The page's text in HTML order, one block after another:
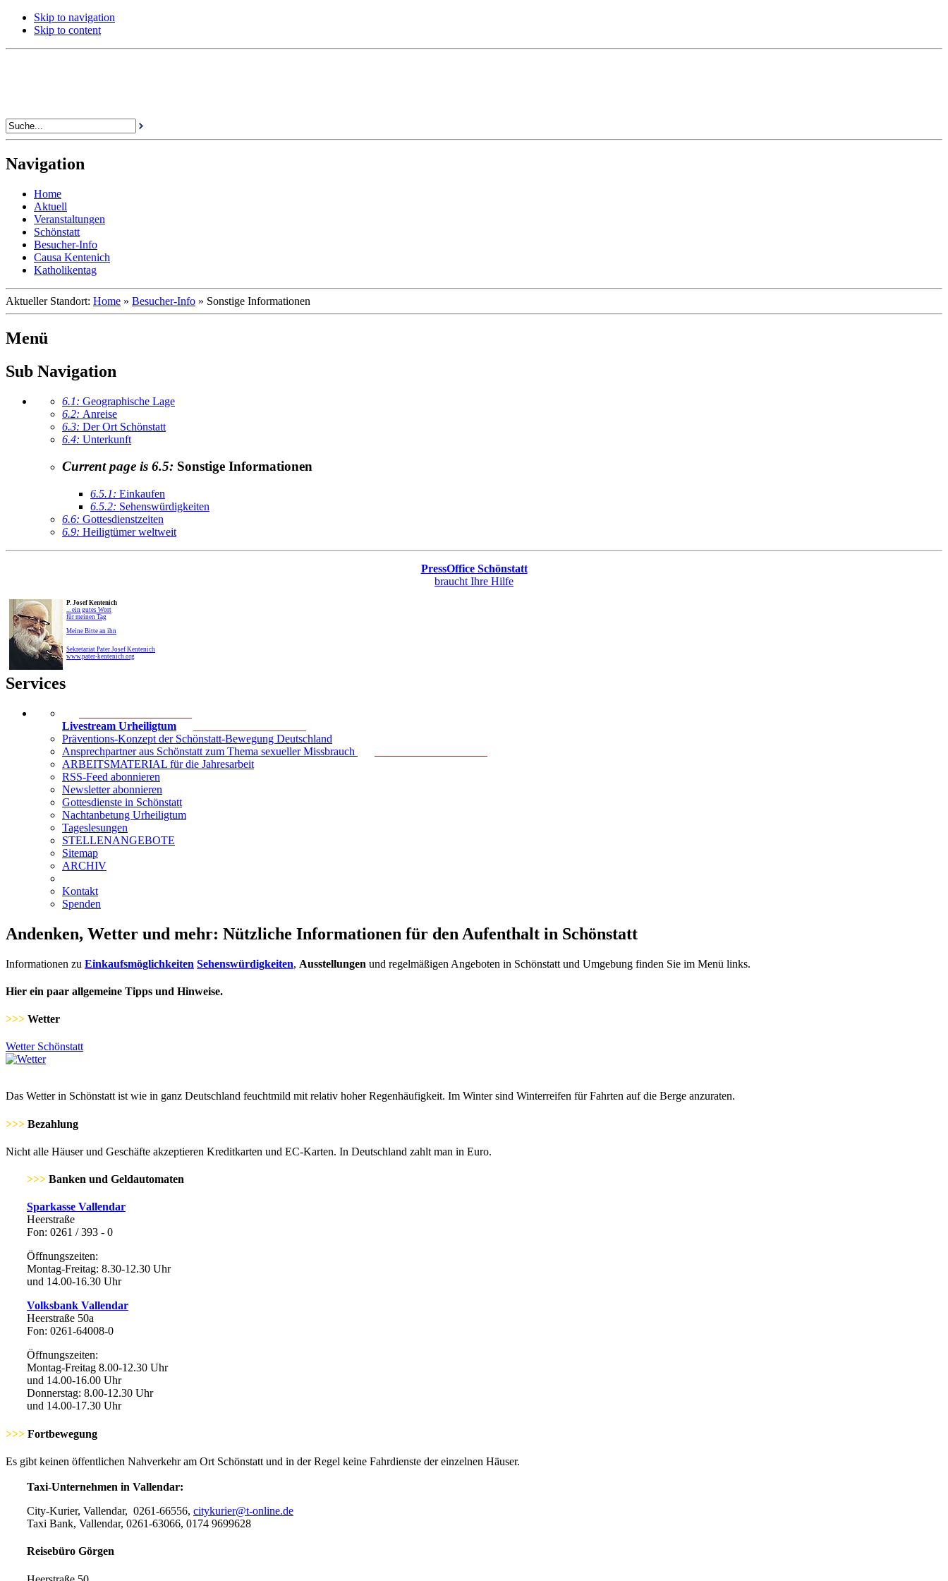
Skip to navigation
Skip to content
Navigation
Home
Aktuell
Veranstaltungen
Schönstatt
Besucher-Info
Causa Kentenich
Katholikentag
Aktueller Standort: Home » Besucher-Info » Sonstige Informationen
Menü
Sub Navigation
6.1: Geographische Lage
6.2: Anreise
6.3: Der Ort Schönstatt
6.4: Unterkunft
Current page is 6.5: Sonstige Informationen
6.5.1: Einkaufen
6.5.2: Sehenswürdigkeiten
6.6: Gottesdienstzeiten
6.9: Heiligtümer weltweit
PressOffice Schönstatt
braucht Ihre Hilfe
P. Josef Kentenich
... ein gutes Wort
für meinen Tag
Meine Bitte an ihn
Sekretariat Pater Josef Kentenich
www.pater-kentenich.org
Services
Livestream Urheiligtum
Präventions-Konzept der Schönstatt-Bewegung Deutschland
Ansprechpartner aus Schönstatt zum Thema sexueller Missbrauch
ARBEITSMATERIAL für die Jahresarbeit
RSS-Feed abonnieren
Newsletter abonnieren
Gottesdienste in Schönstatt
Nachtanbetung Urheiligtum
Tageslesungen
STELLENANGEBOTE
Sitemap
ARCHIV
Kontakt
Spenden
Andenken, Wetter und mehr: Nützliche Informationen für den Aufenthalt in Schönstatt
Informationen zu Einkaufsmöglichkeiten Sehenswürdigkeiten, Ausstellungen und regelmäßigen Angeboten in Schönstatt und Umgebung finden Sie im Menü links.
Hier ein paar allgemeine Tipps und Hinweise.
>>> Wetter
Wetter Schönstatt
Das Wetter in Schönstatt ist wie in ganz Deutschland feuchtmild mit relativ hoher Regenhäufigkeit. Im Winter sind Winterreifen für Fahrten auf die Berge anzuraten.
>>> Bezahlung
Nicht alle Häuser und Geschäfte akzeptieren Kreditkarten und EC-Karten. In Deutschland zahlt man in Euro.
>>> Banken und Geldautomaten
Sparkasse Vallendar
Heerstraße
Fon: 0261 / 393 - 0
Öffnungszeiten:
Montag-Freitag: 8.30-12.30 Uhr
und 14.00-16.30 Uhr
Volksbank Vallendar
Heerstraße 50a
Fon: 0261-64008-0
Öffnungszeiten:
Montag-Freitag 8.00-12.30 Uhr
und 14.00-16.00 Uhr
Donnerstag: 8.00-12.30 Uhr
und 14.00-17.30 Uhr
>>> Fortbewegung
Es gibt keinen öffentlichen Nahverkehr am Ort Schönstatt und in der Regel keine Fahrdienste der einzelnen Häuser.
Taxi-Unternehmen in Vallendar:
City-Kurier, Vallendar, 0261-66556, citykurier@t-online.de
Taxi Bank, Vallendar, 0261-63066, 0174 9699628
Reisebüro Görgen